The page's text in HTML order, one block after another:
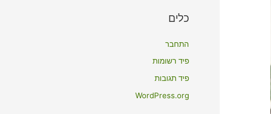
כלים
התחבר
פיד רשומות
פיד תגובות
WordPress.org